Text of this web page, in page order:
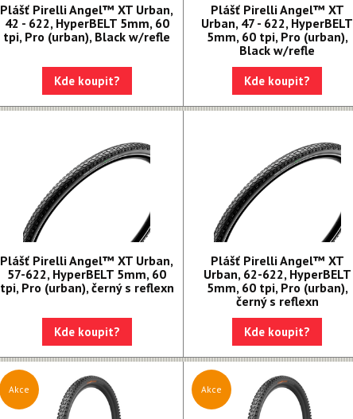
Plášť Pirelli Angel™ XT Urban,
42 - 622, HyperBELT 5mm, 60
tpi, Pro (urban), Black w/refle
Kde koupit?
Plášť Pirelli Angel™ XT
Urban, 47 - 622, HyperBELT
5mm, 60 tpi, Pro (urban),
Black w/refle
Kde koupit?
Plášť Pirelli Angel™ XT Urban,
57-622, HyperBELT 5mm, 60
tpi, Pro (urban), černý s reflexn
Kde koupit?
Plášť Pirelli Angel™ XT
Urban, 62-622, HyperBELT
5mm, 60 tpi, Pro (urban),
černý s reflexn
Kde koupit?
Akce Akce